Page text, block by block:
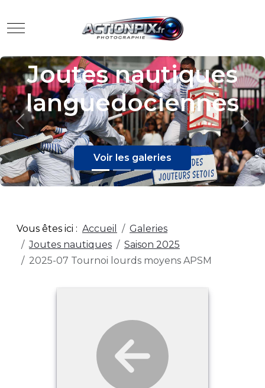
Mobile Menu Toggle
Evènements
Voir les galeries
Previous
Vous êtes ici : Accueil
Galeries
Joutes nautiques
Saison 2025
2025-07 Tournoi lourds moyens APSM